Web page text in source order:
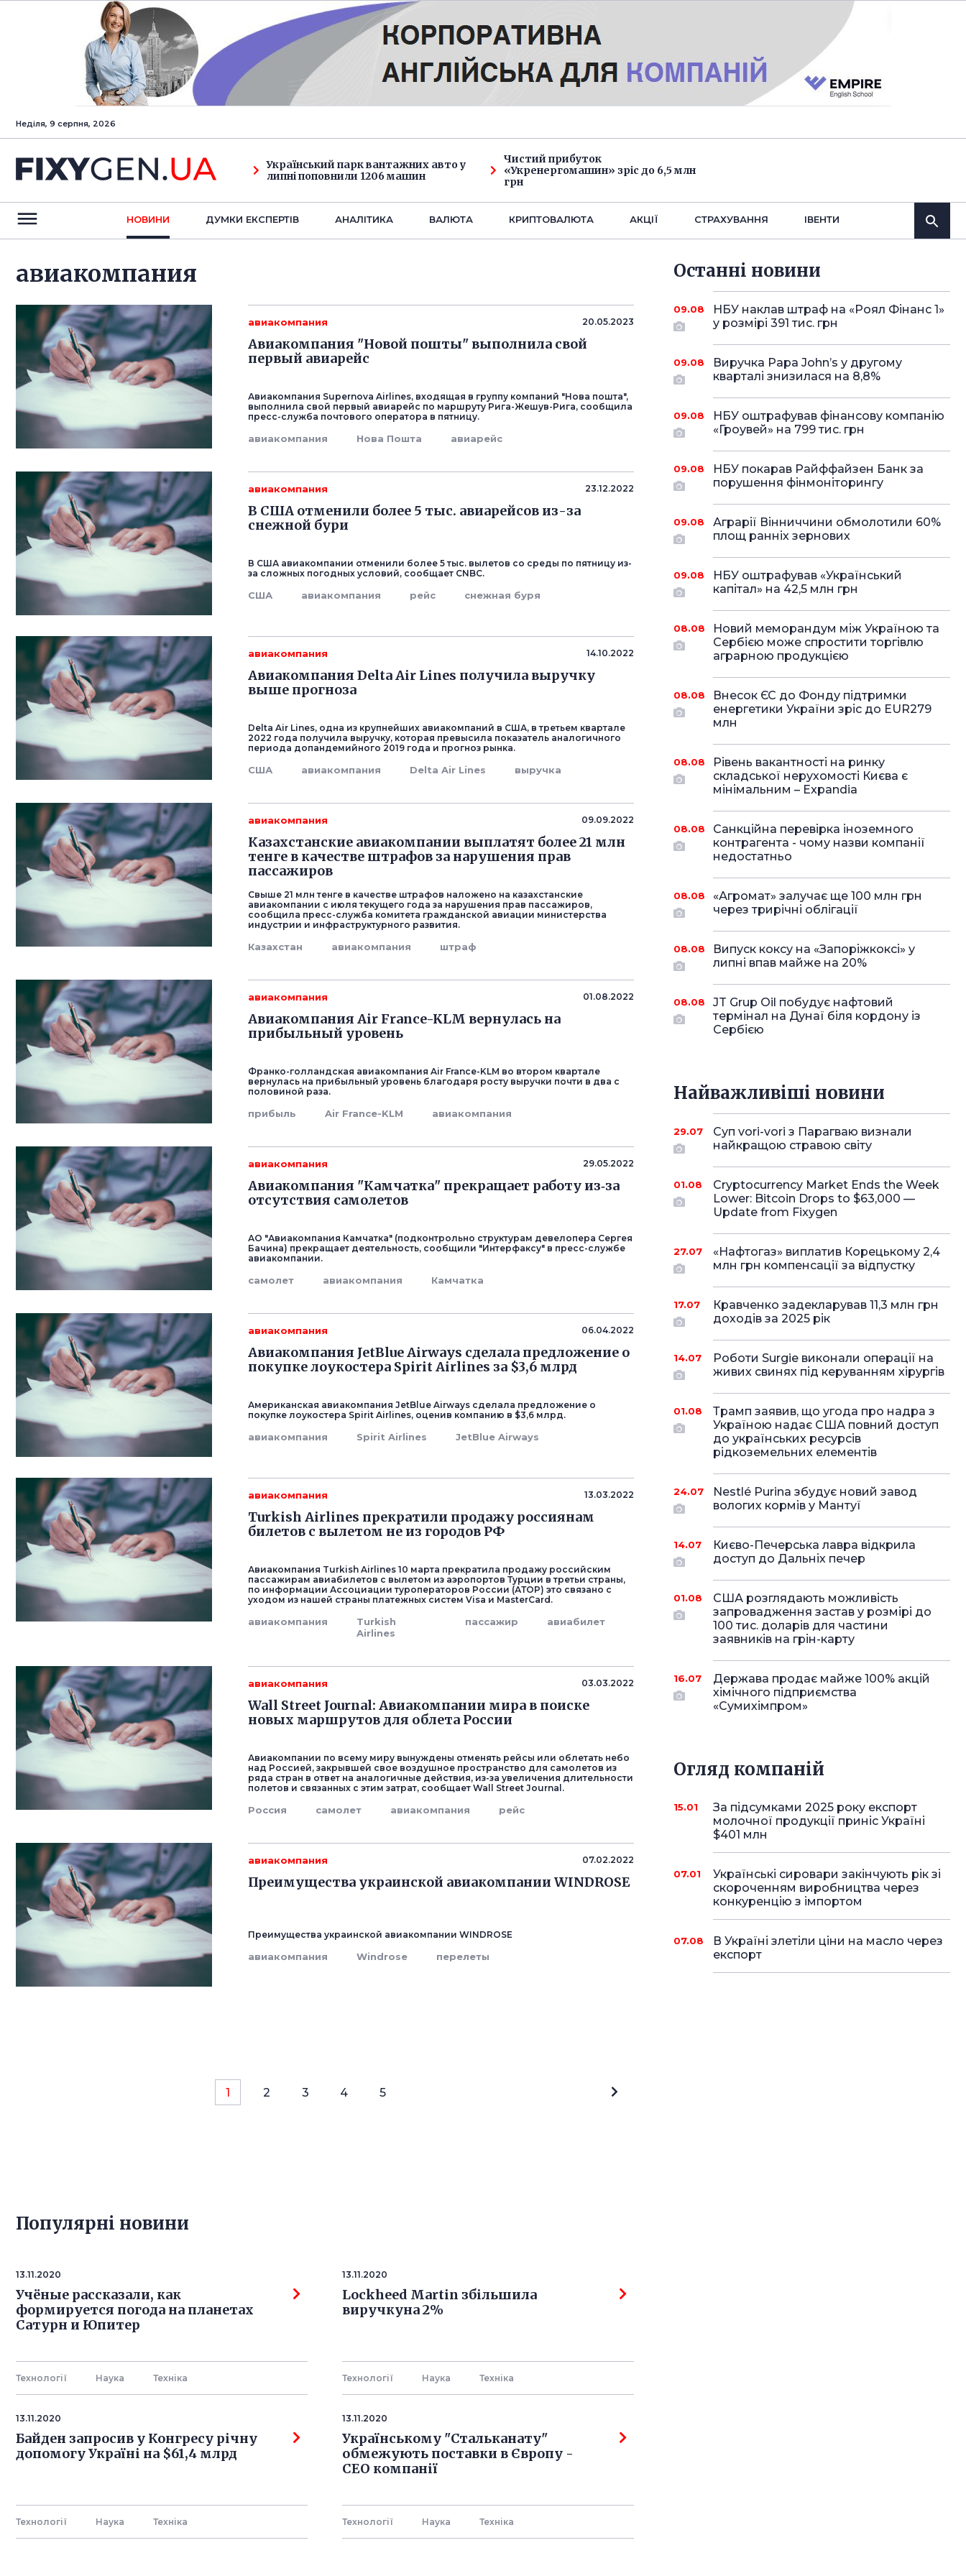
Неділя, 9 серпня, 2026
Український парк вантажних авто у
липні поповнили 1206 машин
Чистий прибуток
«Укренергомашин» зріс до 6,5 млн
грн
НОВИНИ ДУМКИ ЕКСПЕРТIВ АНАЛIТИКА ВАЛЮТА КРИПТОВАЛЮТА АКЦІЇ СТРАХУВАННЯ IВЕНТИ
авиакомпания
авиакомпания 20.05.2023
Авиакомпания "Новой пошты" выполнила свой
первый авиарейс
Авиакомпания Supernova Airlines, входящая в группу компаний "Нова пошта",
выполнила свой первый авиарейс по маршруту Рига-Жешув-Рига, сообщила
пресс-служба почтового оператора в пятницу.
авиакомпания Нова Пошта авиарейс
авиакомпания 23.12.2022
В США отменили более 5 тыс. авиарейсов из-за
снежной бури
В США авиакомпании отменили более 5 тыс. вылетов со среды по пятницу из-
за сложных погодных условий, сообщает CNBC.
США авиакомпания рейс снежная буря
авиакомпания 14.10.2022
Авиакомпания Delta Air Lines получила выручку
выше прогноза
Delta Air Lines, одна из крупнейших авиакомпаний в США, в третьем квартале
2022 года получила выручку, которая превысила показатель аналогичного
периода допандемийного 2019 года и прогноз рынка.
США авиакомпания Delta Air Lines выручка
авиакомпания 09.09.2022
Казахстанские авиакомпании выплатят более 21 млн
тенге в качестве штрафов за нарушения прав
пассажиров
Свыше 21 млн тенге в качестве штрафов наложено на казахстанские
авиакомпании с июля текущего года за нарушения прав пассажиров,
сообщила пресс-служба комитета гражданской авиации министерства
индустрии и инфраструктурного развития.
Казахстан авиакомпания штраф
авиакомпания 01.08.2022
Авиакомпания Air France-KLM вернулась на
прибыльный уровень
Франко-голландская авиакомпания Air France-KLM во втором квартале
вернулась на прибыльный уровень благодаря росту выручки почти в два с
половиной раза.
прибыль Air France-KLM авиакомпания
авиакомпания 29.05.2022
Авиакомпания "Камчатка" прекращает работу из‑за
отсутствия самолетов
АО "Авиакомпания Камчатка" (подконтрольно структурам девелопера Сергея
Бачина) прекращает деятельность, сообщили "Интерфаксу" в пресс-службе
авиакомпании.
самолет авиакомпания Камчатка
авиакомпания 06.04.2022
Авиакомпания JetBlue Airways сделала предложение о
покупке лоукостера Spirit Airlines за $3,6 млрд
Американская авиакомпания JetBlue Airways сделала предложение о
покупке лоукостера Spirit Airlines, оценив компанию в $3,6 млрд.
авиакомпания Spirit Airlines JetBlue Airways
авиакомпания 13.03.2022
Turkish Airlines прекратили продажу россиянам
билетов с вылетом не из городов РФ
Авиакомпания Turkish Airlines 10 марта прекратила продажу российским
пассажирам авиабилетов с вылетом из аэропортов Турции в третьи страны,
по информации Ассоциации туроператоров России (АТОР) это связано с
уходом из нашей страны платежных систем Visa и MasterCard.
авиакомпания
Turkish
Airlines
пассажир авиабилет
авиакомпания 03.03.2022
Wall Street Journal: Авиакомпании мира в поиске
новых маршрутов для облета России
Авиакомпании по всему миру вынуждены отменять рейсы или облетать небо
над Россией, закрывшей свое воздушное пространство для самолетов из
ряда стран в ответ на аналогичные действия, из-за увеличения длительности
полетов и связанных с этим затрат, сообщает Wall Street Journal.
Россия самолет авиакомпания рейс
авиакомпания 07.02.2022
Преимущества украинской авиакомпании WINDROSE
Преимущества украинской авиакомпании WINDROSE
авиакомпания Windrose перелеты
1 2 3 4 5
Популярнi новини
13.11.2020
Учёные рассказали, как
формируется погода на планетах
Сатурн и Юпитер
Технології Наука Технiка
13.11.2020
Lockheed Martin збільшила
виручкуна 2%
Технології Наука Технiка
13.11.2020
Байден запросив у Конгресу річну
допомогу Україні на $61,4 млрд
Технології Наука Технiка
13.11.2020
Українському "Стальканату"
обмежують поставки в Європу -
СЕО компанії
Технології Наука Технiка
Останнi новини
09.08
НБУ наклав штраф на «Роял Фінанс 1»
у розмірі 391 тис. грн
09.08
Виручка Papa John’s у другому
кварталі знизилася на 8,8%
09.08
НБУ оштрафував фінансову компанію
«Гроувей» на 799 тис. грн
09.08
НБУ покарав Райффайзен Банк за
порушення фінмоніторингу
09.08
Аграрії Вінниччини обмолотили 60%
площ ранніх зернових
09.08
НБУ оштрафував «Український
капітал» на 42,5 млн грн
08.08
Новий меморандум між Україною та
Сербією може спростити торгівлю
аграрною продукцією
08.08
Внесок ЄС до Фонду підтримки
енергетики України зріс до EUR279
млн
08.08
Рівень вакантності на ринку
складської нерухомості Києва є
мінімальним – Expandia
08.08
Санкційна перевірка іноземного
контрагента - чому назви компанії
недостатньо
08.08
«Агромат» залучає ще 100 млн грн
через трирічні облігації
08.08
Випуск коксу на «Запоріжкоксі» у
липні впав майже на 20%
08.08
JT Grup Oil побудує нафтовий
термінал на Дунаї біля кордону із
Сербією
Найважливіші новини
29.07
Суп vori-vori з Парагваю визнали
найкращою стравою світу
01.08
Cryptocurrency Market Ends the Week
Lower: Bitcoin Drops to $63,000 —
Update from Fixygen
27.07
«Нафтогаз» виплатив Корецькому 2,4
млн грн компенсації за відпустку
17.07
Кравченко задекларував 11,3 млн грн
доходів за 2025 рік
14.07
Роботи Surgie виконали операції на
живих свинях під керуванням хірургів
01.08
Трамп заявив, що угода про надра з
Україною надає США повний доступ
до українських ресурсів
рідкоземельних елементів
24.07
Nestlé Purina збудує новий завод
вологих кормів у Мантуї
14.07
Києво-Печерська лавра відкрила
доступ до Дальніх печер
01.08
США розглядають можливість
запровадження застав у розмірі до
100 тис. доларів для частини
заявників на грін-карту
16.07
Держава продає майже 100% акцій
хімічного підприємства
«Сумихімпром»
Огляд компаній
15.01
За підсумками 2025 року експорт
молочної продукції приніс Україні
$401 млн
07.01
Українські сировари закінчують рік зі
скороченням виробництва через
конкуренцію з імпортом
07.08
В Україні злетіли ціни на масло через
експорт